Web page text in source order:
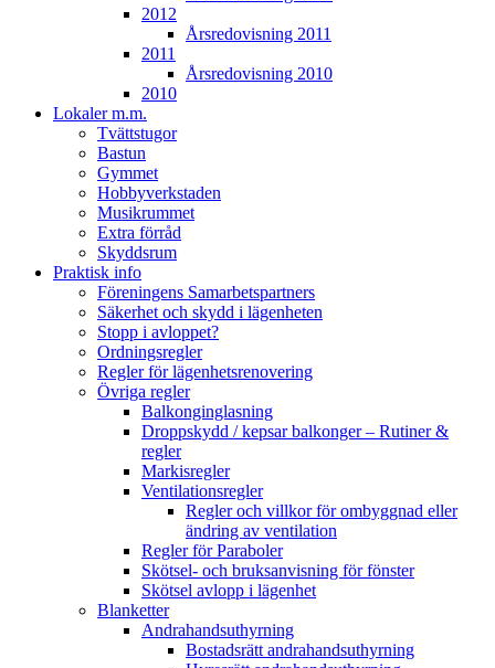
2012
Årsredovisning 2011
2011
Årsredovisning 2010
2010
Lokaler m.m.
Tvättstugor
Bastun
Gymmet
Hobbyverkstaden
Musikrummet
Extra förråd
Skyddsrum
Praktisk info
Föreningens Samarbetspartners
Säkerhet och skydd i lägenheten
Stopp i avloppet?
Ordningsregler
Regler för lägenhetsrenovering
Övriga regler
Balkonginglasning
Droppskydd / kepsar balkonger – Rutiner &
regler
Markisregler
Ventilationsregler
Regler och villkor för ombyggnad eller
ändring av ventilation
Regler för Paraboler
Skötsel- och bruksanvisning för fönster
Skötsel avlopp i lägenhet
Blanketter
Andrahandsuthyrning
Bostadsrätt andrahandsuthyrning